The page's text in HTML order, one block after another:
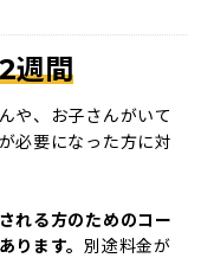
週間
や、お子さんがいて
必要になった方に対
れる方のためのコー
ります。別途料金が